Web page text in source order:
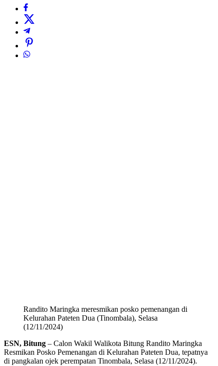
Randito Maringka meresmikan posko pemenangan di
Kelurahan Pateten Dua (Tinombala), Selasa
(12/11/2024)
ESN, Bitung – Calon Wakil Walikota Bitung Randito Maringka
Resmikan Posko Pemenangan di Kelurahan Pateten Dua, tepatnya
di pangkalan ojek perempatan Tinombala, Selasa (12/11/2024).